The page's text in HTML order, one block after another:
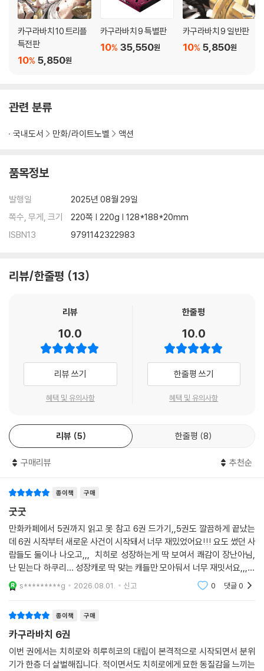
카구라바치 10 트리플
특전판
5,850원
10%
카구라바치 9 특별판
35,550원
10%
카구라바치 9 일반판
5,850원
10%
관련 분류
국내도서 만화/라이트노벨 액션
품목정보
발행일
2025년 08월 29일
쪽수, 무게, 크기
220쪽 | 220g | 128*188*20mm
ISBN13
9791142322983
리뷰/한줄평 13
리뷰
10.0
리뷰 쓰기
혜택 및 유의사항
한줄평
10.0
한줄평 쓰기
혜택 및 유의사항
리뷰 5 한줄평 8
구매리뷰 추천순
종이책 구매
굿굿
만화카페에서 5권까지 읽고 못 참고 6권 드가기,,5권도 깔끔하게 끝났는
데 6권 시작부터 새로운 사건이 시작돼서 너무 재밌었어요!!! 요도 썼던 사
람들도 둘이나 나오고,,, 치히로 성장하는게 딱 보여서 쾌감이 장난아님,
난 믿는다 하쿠리… 성장캐로 딱 맞는 캐들만 모아둬서 너무 재밋서요,,,전
투씬 나올 때마다 애니가 너무 기대가 돼ㅠㅠ
s*********g 2026.08.01. 신고 0 댓글0
종이책 구매
카구라바치 6권
이번 권에서는 치히로와 히루히코의 대립이 본격적으로 시작되면서 분위
기가 한층 더 살벌해집니다. 적이면서도 치히로에게 묘한 동질감을 느끼는